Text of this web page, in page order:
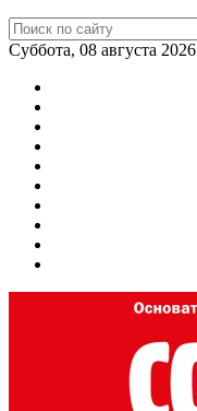
Суббота, 08 августа 2026